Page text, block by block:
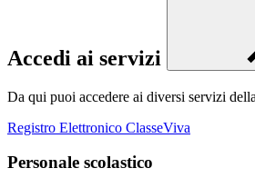
Accedi ai servizi
Da qui puoi accedere ai diversi servizi
Registro Elettronico ClasseViva
Personale scolastico